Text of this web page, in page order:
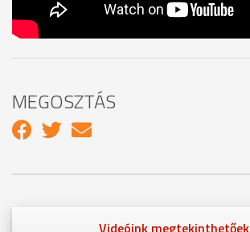
MEGOSZTÁS
Videóink megtekinthetőek